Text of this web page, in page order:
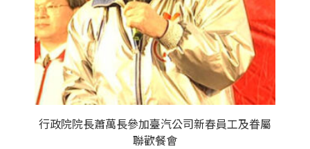
行政院院長蕭萬長參加臺汽公司新春員工及眷屬
聯歡餐會